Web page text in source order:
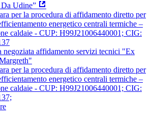
Udine”
per la procedura di affidamento diretto per
energetico centrali termiche –
caldaie - CUP: H99J21006440001; CIG:
negoziata affidamento servizi tecnici "Ex
per la procedura di affidamento diretto per
energetico centrali termiche –
caldaie - CUP: H99J21006440001; CIG: